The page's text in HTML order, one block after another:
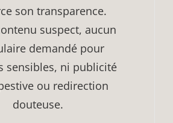
son transparence.
suspect, aucun
demandé pour
sensibles, ni publicité
ou redirection
douteuse.